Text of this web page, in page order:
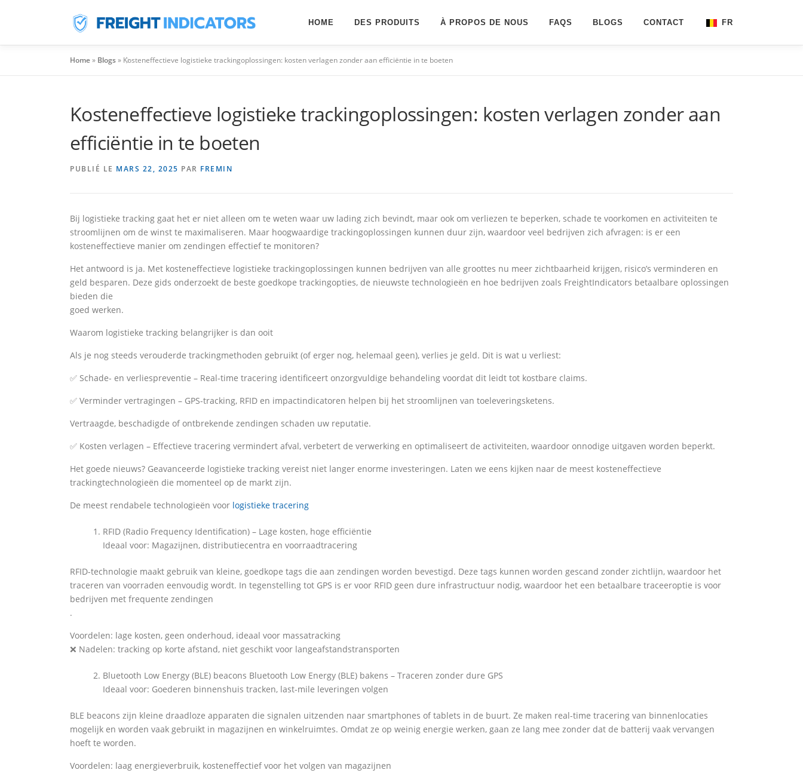
HOME DES PRODUITS À PROPOS DE NOUS FAQS BLOGS CONTACT FR
Home» Blogs» Kosteneffectieve logistieke trackingoplossingen: kosten verlagen zonder aan efficiëntie in te boeten
Kosteneffectieve logistieke trackingoplossingen: kosten verlagen zonder aan
efficiëntie in te boeten
PUBLIÉ LE MARS 22, 2025 PAR FREMIN
Bij logistieke tracking gaat het er niet alleen om te weten waar uw lading zich bevindt, maar ook om verliezen te beperken, schade te voorkomen en activiteiten te
stroomlijnen om de winst te maximaliseren. Maar hoogwaardige trackingoplossingen kunnen duur zijn, waardoor veel bedrijven zich afvragen: is er een
kosteneffectieve manier om zendingen effectief te monitoren?
Het antwoord is ja. Met kosteneffectieve logistieke trackingoplossingen kunnen bedrijven van alle groottes nu meer zichtbaarheid krijgen, risico’s verminderen en
geld besparen. Deze gids onderzoekt de beste goedkope trackingopties, de nieuwste technologieën en hoe bedrijven zoals FreightIndicators betaalbare oplossingen
bieden die
goed werken.
Waarom logistieke tracking belangrijker is dan ooit
Als je nog steeds verouderde trackingmethoden gebruikt (of erger nog, helemaal geen), verlies je geld. Dit is wat u verliest:
✅ Schade- en verliespreventie – Real-time tracering identificeert onzorgvuldige behandeling voordat dit leidt tot kostbare claims.
✅ Verminder vertragingen – GPS-tracking, RFID en impactindicatoren helpen bij het stroomlijnen van toeleveringsketens.
Vertraagde, beschadigde of ontbrekende zendingen schaden uw reputatie.
✅ Kosten verlagen – Effectieve tracering vermindert afval, verbetert de verwerking en optimaliseert de activiteiten, waardoor onnodige uitgaven worden beperkt.
Het goede nieuws? Geavanceerde logistieke tracking vereist niet langer enorme investeringen. Laten we eens kijken naar de meest kosteneffectieve
trackingtechnologieën die momenteel op de markt zijn.
De meest rendabele technologieën voor logistieke tracering
RFID (Radio Frequency Identification) – Lage kosten, hoge efficiëntie
Ideaal voor: Magazijnen, distributiecentra en voorraadtracering
RFID-technologie maakt gebruik van kleine, goedkope tags die aan zendingen worden bevestigd. Deze tags kunnen worden gescand zonder zichtlijn, waardoor het
traceren van voorraden eenvoudig wordt. In tegenstelling tot GPS is er voor RFID geen dure infrastructuur nodig, waardoor het een betaalbare traceeroptie is voor
bedrijven met frequente zendingen
.
Voordelen: lage kosten, geen onderhoud, ideaal voor massatracking
❌ Nadelen: tracking op korte afstand, niet geschikt voor langeafstandstransporten
Bluetooth Low Energy (BLE) beacons Bluetooth Low Energy (BLE) bakens – Traceren zonder dure GPS
Ideaal voor: Goederen binnenshuis tracken, last-mile leveringen volgen
BLE beacons zijn kleine draadloze apparaten die signalen uitzenden naar smartphones of tablets in de buurt. Ze maken real-time tracering van binnenlocaties
mogelijk en worden vaak gebruikt in magazijnen en winkelruimtes. Omdat ze op weinig energie werken, gaan ze lang mee zonder dat de batterij vaak vervangen
hoeft te worden.
Voordelen: laag energieverbruik, kosteneffectief voor het volgen van magazijnen